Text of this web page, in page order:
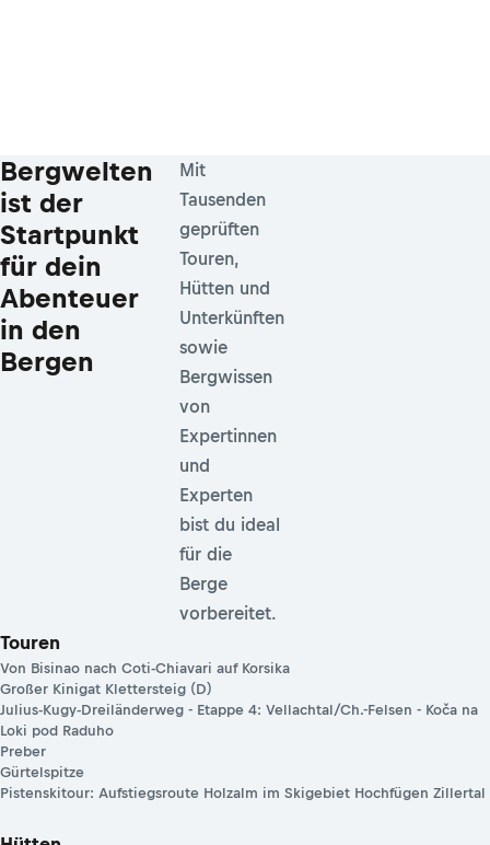
Bergwelten
ist der
Startpunkt
für dein
Abenteuer
in den
Bergen
Mit
Tausenden
geprüften
Touren,
Hütten und
Unterkünften
sowie
Bergwissen
von
Expertinnen
und
Experten
bist du ideal
für die
Berge
vorbereitet.
Touren
Von Bisinao nach Coti-Chiavari auf Korsika
Großer Kinigat Klettersteig (D)
Julius-Kugy-Dreiländerweg - Etappe 4: Vellachtal/Ch.-Felsen - Koča na
Loki pod Raduho
Preber
Gürtelspitze
Pistenskitour: Aufstiegsroute Holzalm im Skigebiet Hochfügen Zillertal